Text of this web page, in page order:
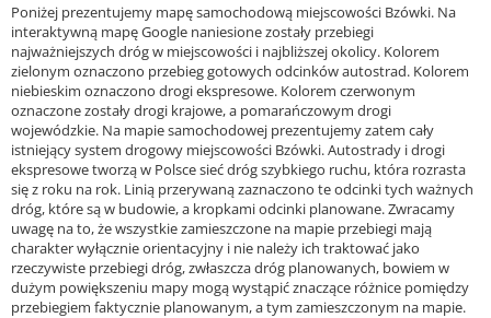
Poniżej prezentujemy mapę samochodową miejscowości Bzówki. Na
interaktywną mapę Google naniesione zostały przebiegi
najważniejszych dróg w miejscowości i najbliższej okolicy. Kolorem
zielonym oznaczono przebieg gotowych odcinków autostrad. Kolorem
niebieskim oznaczono drogi ekspresowe. Kolorem czerwonym
oznaczone zostały drogi krajowe, a pomarańczowym drogi
wojewódzkie. Na mapie samochodowej prezentujemy zatem cały
istniejący system drogowy miejscowości Bzówki. Autostrady i drogi
ekspresowe tworzą w Polsce sieć dróg szybkiego ruchu, która rozrasta
się z roku na rok. Linią przerywaną zaznaczono te odcinki tych ważnych
dróg, które są w budowie, a kropkami odcinki planowane. Zwracamy
uwagę na to, że wszystkie zamieszczone na mapie przebiegi mają
charakter wyłącznie orientacyjny i nie należy ich traktować jako
rzeczywiste przebiegi dróg, zwłaszcza dróg planowanych, bowiem w
dużym powiększeniu mapy mogą wystąpić znaczące różnice pomiędzy
przebiegiem faktycznie planowanym, a tym zamieszczonym na mapie.